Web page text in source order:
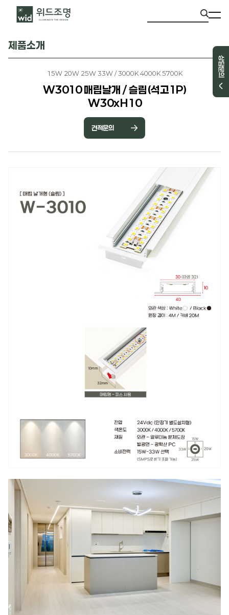
상담문의
제품소개
15W 20W 25W 33W / 3000K 4000K 5700K
W3010 매립날개 / 슬림(석고1P)
W30xH10
견적문의